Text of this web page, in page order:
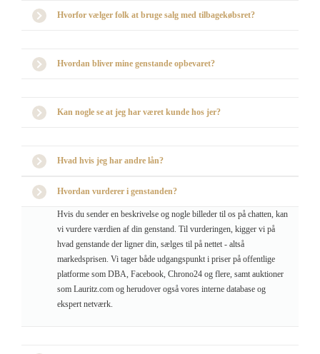
Hvorfor vælger folk at bruge salg med tilbagekøbsret?
Hvordan bliver mine genstande opbevaret?
Kan nogle se at jeg har været kunde hos jer?
Hvad hvis jeg har andre lån?
Hvordan vurderer i genstanden?
Hvis du sender en beskrivelse og nogle billeder til os på chatten, kan
vi vurdere værdien af din genstand. Til vurderingen, kigger vi på
hvad genstande der ligner din, sælges til på nettet - altså
markedsprisen. Vi tager både udgangspunkt i priser på offentlige
platforme som DBA, Facebook, Chrono24 og flere, samt auktioner
som Lauritz.com og herudover også vores interne database og
ekspert netværk.